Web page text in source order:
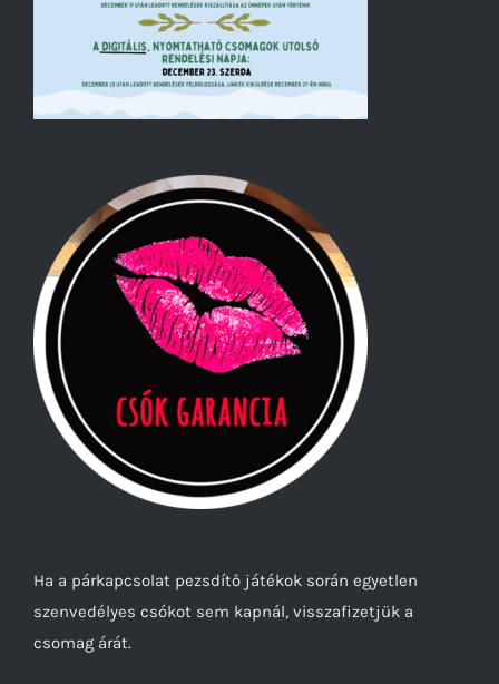
Ha a párkapcsolat pezsdítő játékok során egyetlen
szenvedélyes csókot sem kapnál, visszafizetjük a
csomag árát.